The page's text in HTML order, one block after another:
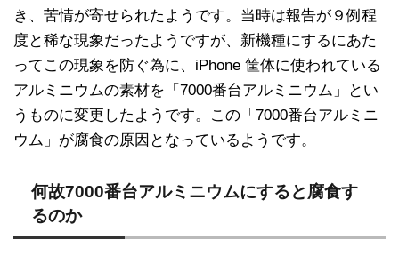
き、苦情が寄せられたようです。当時は報告が９例程
度と稀な現象だったようですが、新機種にするにあた
ってこの現象を防ぐ為に、iPhone 筐体に使われている
アルミニウムの素材を「7000番台アルミニウム」とい
うものに変更したようです。この「7000番台アルミニ
ウム」が腐食の原因となっているようです。
何故7000番台アルミニウムにすると腐食す
るのか